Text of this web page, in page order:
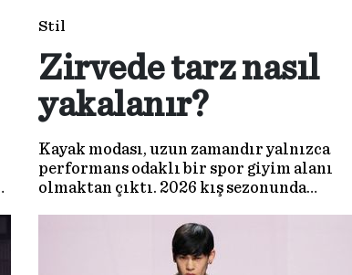
Stil
Zirvede tarz nasıl
yakalanır?
Kayak modası, uzun zamandır yalnızca
performans odaklı bir spor giyim alanı
olmaktan çıktı. 2026 kış sezonunda
buluştuğu açık hava podyumlarına